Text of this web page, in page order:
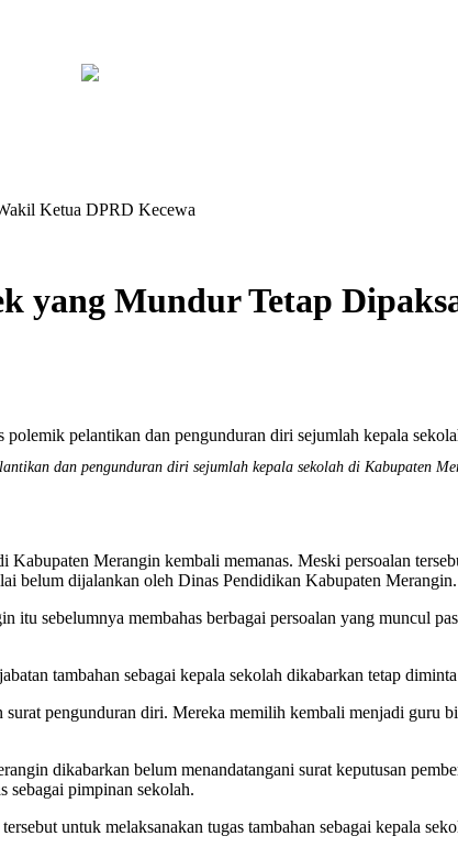
Ketua DPRD Kecewa
yang Mundur Tetap
dan pengunduran diri sejumlah kepala sekolah di Kabupaten
Merangin kembali memanas. Meski persoalan
belum dijalankan oleh Dinas Pendidikan Kabupaten Merangin.
sebelumnya membahas berbagai persoalan yang muncul
tambahan sebagai kepala sekolah dikabarkan tetap
pengunduran diri. Mereka memilih kembali menjadi guru
dikabarkan belum menandatangani surat keputusan
sebagai pimpinan sekolah.
untuk melaksanakan tugas tambahan sebagai kepala